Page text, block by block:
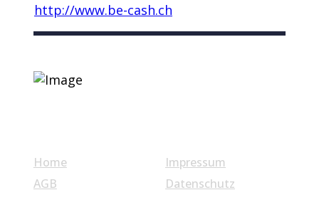
http://www.be-cash.ch
Home
AGB
Impressum
Datenschutz